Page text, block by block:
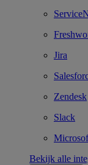
Jira
Zendesk
Slack
Bekijk alle